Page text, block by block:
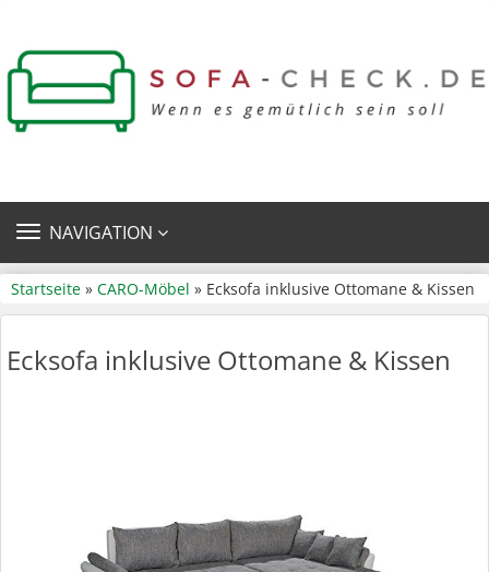
TOGGLE
NAVIGATION
Startseite » CARO-Möbel » Ecksofa inklusive Ottomane & Kissen
Ecksofa inklusive Ottomane & Kissen